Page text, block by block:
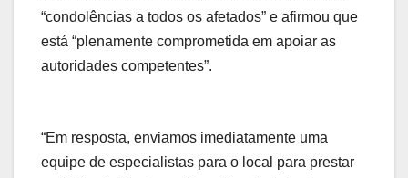
“condolências a todos os afetados” e afirmou que
está “plenamente comprometida em apoiar as
autoridades competentes”.
“Em resposta, enviamos imediatamente uma
equipe de especialistas para o local para prestar